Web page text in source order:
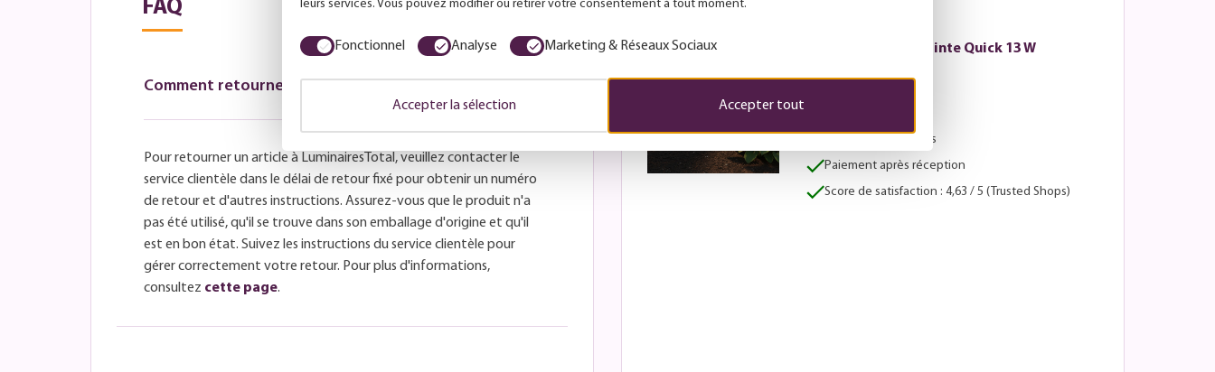
FAQ
Comment retourner un article ?
Pour retourner un article à LuminairesTotal, veuillez contacter le
service clientèle dans le délai de retour fixé pour obtenir un numéro
de retour et d'autres instructions. Assurez-vous que le produit n'a
pas été utilisé, qu'il se trouve dans son emballage d'origine et qu'il
est en bon état. Suivez les instructions du service clientèle pour
gérer correctement votre retour. Pour plus d'informations,
consultez cette page.
Je veux ça
Lyora - Tache de pointe Quick 13 W
5 - 7 jours ouvrables
Retours sous 30 jours
Paiement après réception
Score de satisfaction : 4,63 / 5 (Trusted Shops)
leurs services. Vous pouvez modifier ou retirer votre consentement à tout moment.
Fonctionnel Analyse Marketing & Réseaux Sociaux
Accepter la sélection Accepter tout